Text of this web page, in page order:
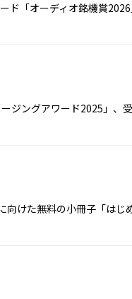
ド「オーディオ銘機賞
ジングアワード2025」、
けた無料の小冊子「はじ